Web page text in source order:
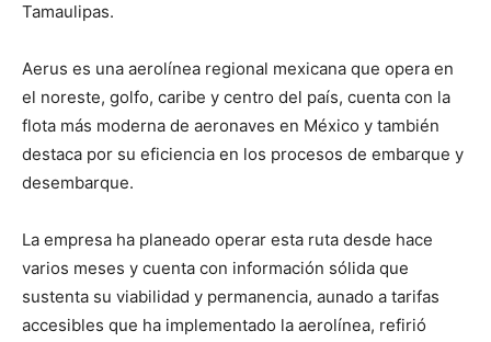
Tamaulipas.
Aerus es una aerolínea regional mexicana que opera en
el noreste, golfo, caribe y centro del país, cuenta con la
flota más moderna de aeronaves en México y también
destaca por su eficiencia en los procesos de embarque y
desembarque.
La empresa ha planeado operar esta ruta desde hace
varios meses y cuenta con información sólida que
sustenta su viabilidad y permanencia, aunado a tarifas
accesibles que ha implementado la aerolínea, refirió